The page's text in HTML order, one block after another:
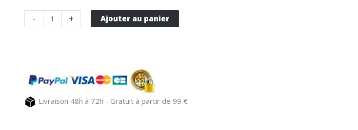
-
quantité
de
rayure
verte
horizontale
+ Ajouter au panier
Livraison 48h à 72h - Gratuit à partir de 99 €